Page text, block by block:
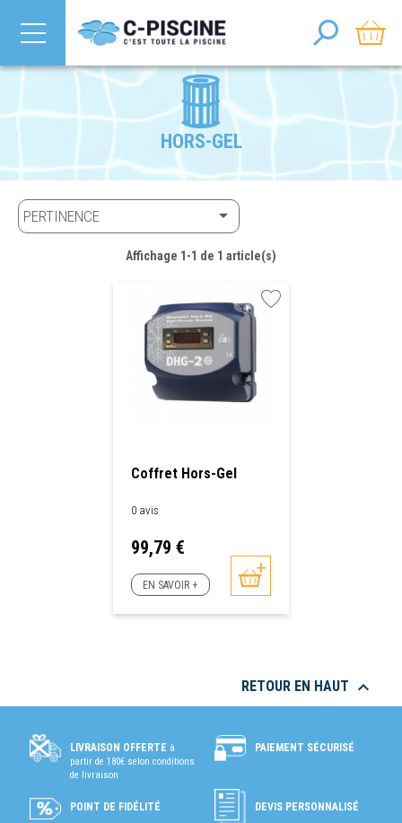
HORS-GEL
PERTINENCE 
Affichage 1-1 de 1 article(s)
Coffret Hors-Gel
0 avis
Prix
99,79 €
EN SAVOIR +
RETOUR EN HAUT 
LIVRAISON OFFERTE à
partir de 180€ selon conditions
de livraison
PAIEMENT SÉCURISÉ
POINT DE FIDÉLITÉ DEVIS PERSONNALISÉ